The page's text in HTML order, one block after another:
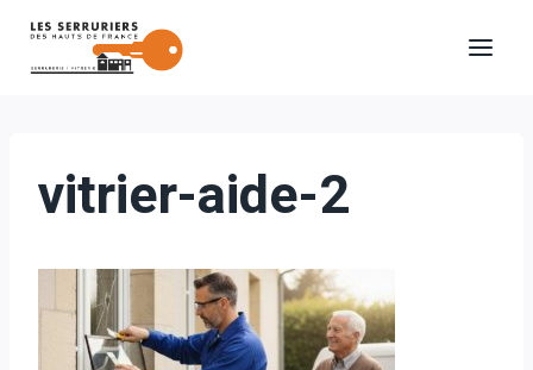
Aller
vitrier-aide-2